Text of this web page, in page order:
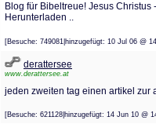
Blog für Bibeltreue! Jesus
Herunterladen ..
[Besuche: 749081|hinzugefügt: 10 Jul
derattersee
www.derattersee.at
jeden zweiten tag einen artikel zur
[Besuche: 621128|hinzugefügt: 14 Jun